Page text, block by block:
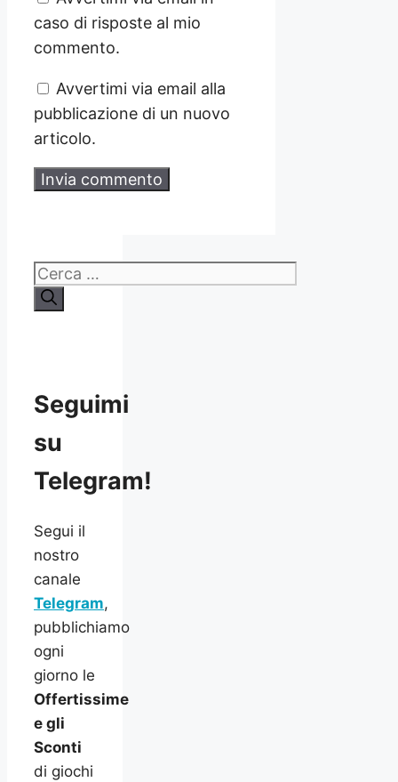
caso di risposte al mio
commento.
Avvertimi via email alla
pubblicazione di un nuovo
articolo.
Ricerca
per:
Seguimi
su
Telegram!
Segui il
nostro
canale
Telegram,
pubblichiamo
ogni
giorno le
Offertissime
e gli
Sconti
di giochi